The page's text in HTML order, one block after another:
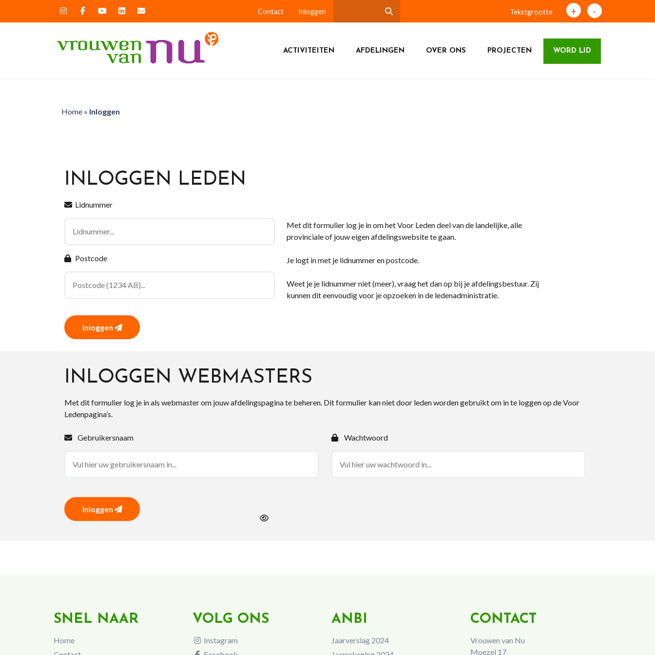
Contact Inloggen Tekstgrootte + -
ACTIVITEITEN AFDELINGEN OVER ONS PROJECTEN WORD LID
Home» Inloggen
INLOGGEN LEDEN
Lidnummer
Postcode
Inloggen
Met dit formulier log je in om het Voor Leden deel van de landelijke, alle
provinciale of jouw eigen afdelingswebsite te gaan.
Je logt in met je lidnummer en postcode.
Weet je je lidnummer niet (meer), vraag het dan op bij je afdelingsbestuur. Zij
kunnen dit eenvoudig voor je opzoeken in de ledenadministratie.
INLOGGEN WEBMASTERS
Met dit formulier log je in als webmaster om jouw afdelingspagina te beheren. Dit formulier kan niet door leden worden gebruikt om in te loggen op de Voor
Ledenpagina’s.
Gebruikersnaam Wachtwoord
Inloggen
SNEL NAAR
Home
VOLG ONS
Instagram
ANBI
Jaarverslag 2024
CONTACT
Vrouwen van Nu
Moezel 17